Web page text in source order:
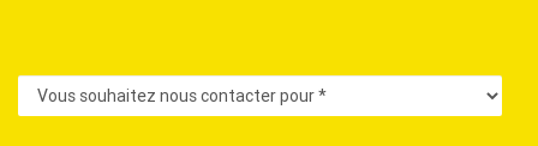
Contact